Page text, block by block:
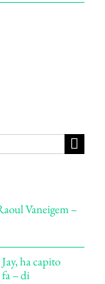
Vaneigem –
ha capito
– di